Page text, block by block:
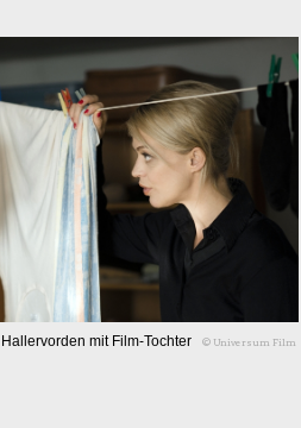
mit Film-Tochter
© Universum Film